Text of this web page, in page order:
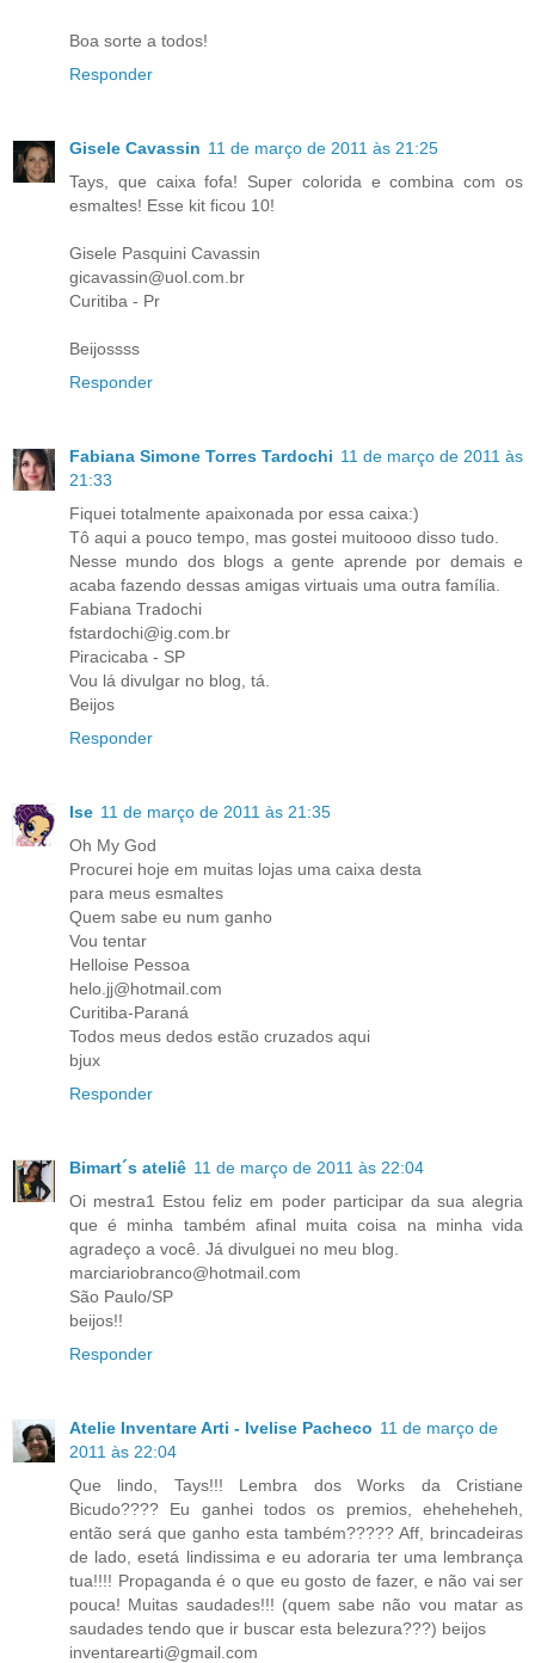
Boa sorte a todos!
Responder
Gisele Cavassin 11 de março de 2011 às 21:25
Tays, que caixa fofa! Super colorida e combina com os
esmaltes! Esse kit ficou 10!
Gisele Pasquini Cavassin
gicavassin@uol.com.br
Curitiba - Pr
Beijossss
Responder
Fabiana Simone Torres Tardochi 11 de março de 2011 às
21:33
Fiquei totalmente apaixonada por essa caixa:)
Tô aqui a pouco tempo, mas gostei muitoooo disso tudo.
Nesse mundo dos blogs a gente aprende por demais e
acaba fazendo dessas amigas virtuais uma outra família.
Fabiana Tradochi
fstardochi@ig.com.br
Piracicaba - SP
Vou lá divulgar no blog, tá.
Beijos
Responder
Ise 11 de março de 2011 às 21:35
Oh My God
Procurei hoje em muitas lojas uma caixa desta
para meus esmaltes
Quem sabe eu num ganho
Vou tentar
Helloise Pessoa
helo.jj@hotmail.com
Curitiba-Paraná
Todos meus dedos estão cruzados aqui
bjux
Responder
Bimart´s ateliê 11 de março de 2011 às 22:04
Oi mestra1 Estou feliz em poder participar da sua alegria
que é minha também afinal muita coisa na minha vida
agradeço a você. Já divulguei no meu blog.
marciariobranco@hotmail.com
São Paulo/SP
beijos!!
Responder
Atelie Inventare Arti - Ivelise Pacheco 11 de março de
2011 às 22:04
Que lindo, Tays!!! Lembra dos Works da Cristiane
Bicudo???? Eu ganhei todos os premios, eheheheheh,
então será que ganho esta também????? Aff, brincadeiras
de lado, esetá lindissima e eu adoraria ter uma lembrança
tua!!!! Propaganda é o que eu gosto de fazer, e não vai ser
pouca! Muitas saudades!!! (quem sabe não vou matar as
saudades tendo que ir buscar esta belezura???) beijos
inventarearti@gmail.com